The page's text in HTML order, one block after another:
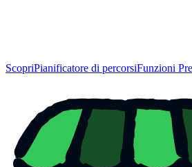
ScopriPianificatore di percorsiFunzioni